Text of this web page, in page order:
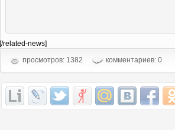
[/related-news]
просмотров: 1382
комментариев: 0